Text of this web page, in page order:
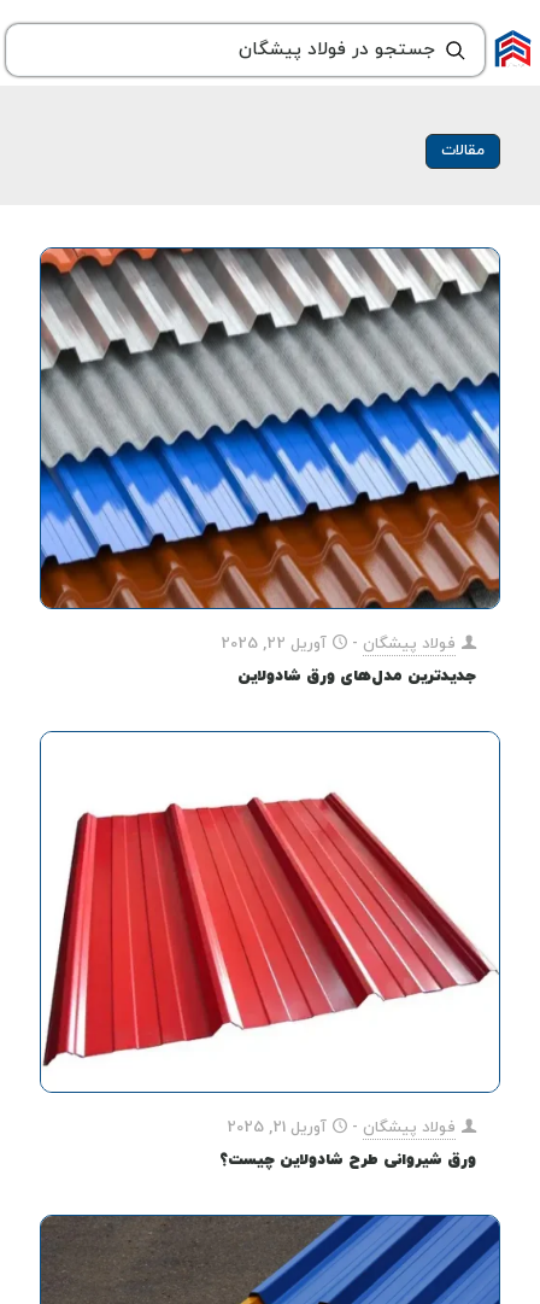
مقالات
فولاد پیشگان -
آوریل 22, 2025
جدیدترین مدل‌های ورق شادولاین
فولاد پیشگان -
آوریل 21, 2025
ورق شیروانی طرح شادولاین چیست؟